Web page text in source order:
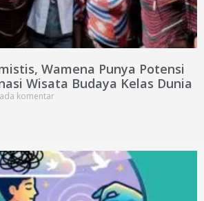
Wamena Punya Potensi
Wisata Budaya Kelas Dunia
komentar